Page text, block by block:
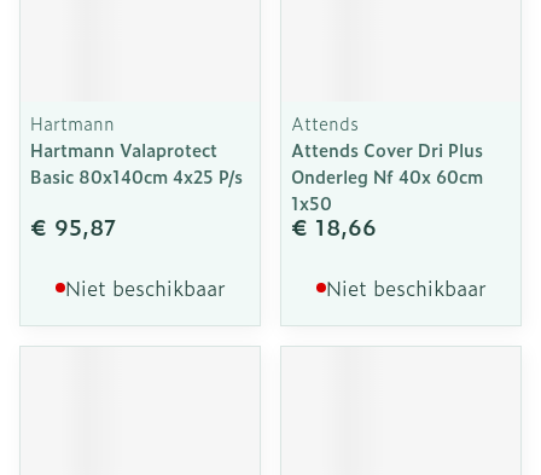
Hartmann
Hartmann Valaprotect
Basic 80x140cm 4x25 P/s
€ 95,87
Niet beschikbaar
Attends
Attends Cover Dri Plus
Onderleg Nf 40x 60cm
1x50
€ 18,66
Niet beschikbaar